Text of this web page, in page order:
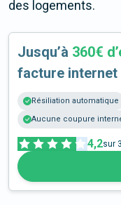
des logements.
Jusqu’à 360€
facture internet
Résiliation automatique
Aucune coupure
4,2sur